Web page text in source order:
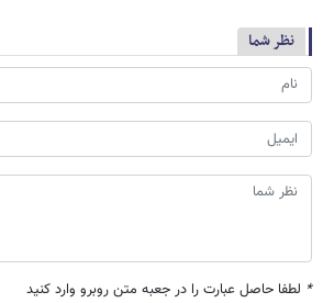
نظر شما
* لطفا حاصل عبارت را در جعبه متن روبرو وارد کنید